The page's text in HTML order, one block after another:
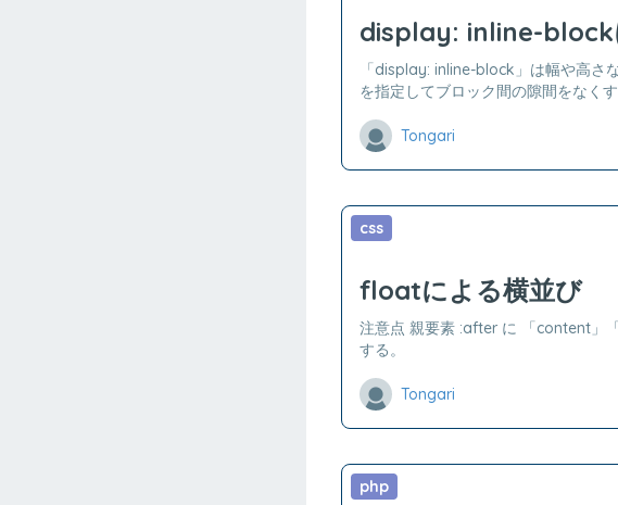
display: inline-block
「display: inline-block」は幅や高さ
を指定してブロック間の隙間をなく
Tongari
css
floatによる横並び
注意点 親要素 :after に 「content」
する。
Tongari
php